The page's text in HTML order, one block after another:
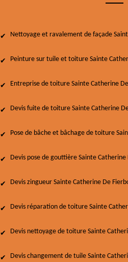
Nettoyage et ravalement de façade
Peinture sur tuile et toiture Sainte
Entreprise de toiture Sainte Catherine
Devis fuite de toiture Sainte Catherine
Pose de bâche et bâchage de toiture
Devis pose de gouttière Sainte Catherine
Devis zingueur Sainte Catherine De
Devis réparation de toiture Sainte
Devis nettoyage de toiture Sainte
Devis changement de tuile Sainte